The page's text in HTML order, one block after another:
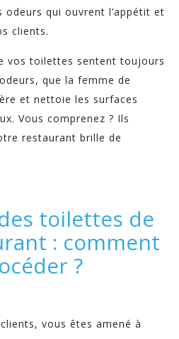
odeurs qui ouvrent l’appétit et
clients.
vos toilettes sentent toujours
que la femme de
et nettoie les surfaces
Vous comprenez ? Ils
restaurant brille de
toilettes de
: comment
?
vous êtes amené à